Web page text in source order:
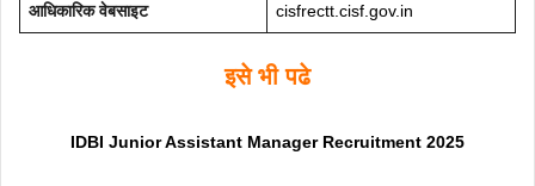
आधिकारिक वेबसाइट cisfrectt.cisf.gov.in
इसे भी पढे
IDBI Junior Assistant Manager Recruitment 2025